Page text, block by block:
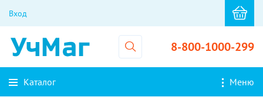
Вход
8-800-1000-299
Каталог Меню